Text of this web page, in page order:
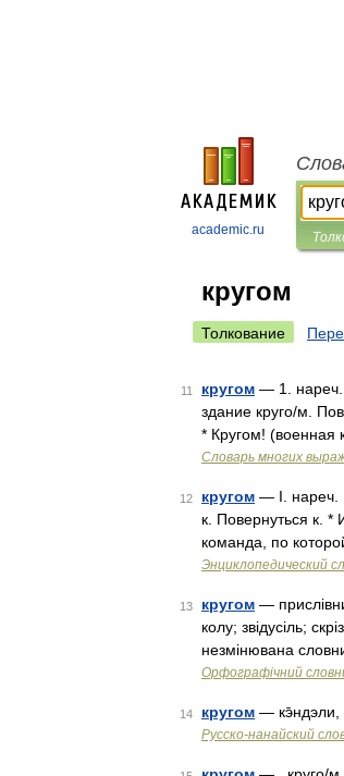
academic.ru
кругом
Толкование
11 кругом — 1. нареч.
здание круго/м.
* Кругом! (военная
Словарь многих
12 кругом — I. нареч.
к. Повернуться к.
команда, по
Энциклопедический
13 кругом —
колу; звідусіль;
незмінювана
Орфографічний
14 кругом — кэ̄ндэли,
Русско-нанайский